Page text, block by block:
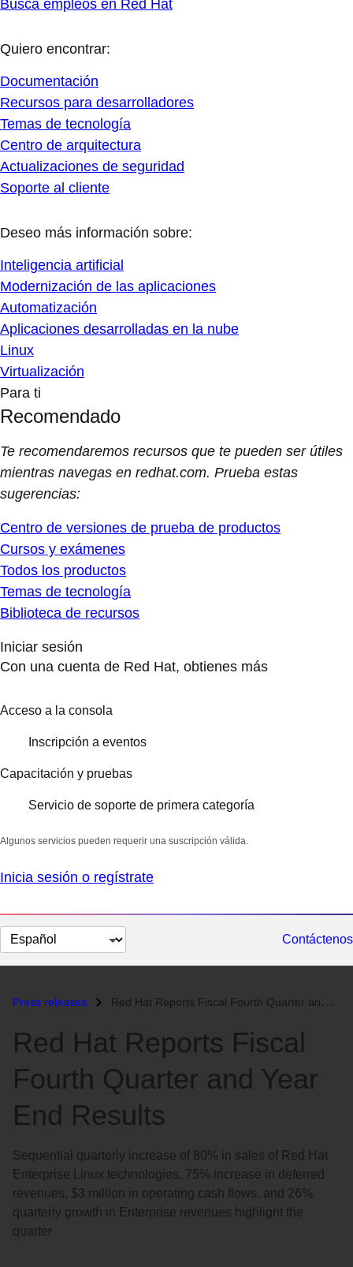
Busca empleos en Red Hat
Quiero encontrar:
Documentación
Recursos para desarrolladores
Temas de tecnología
Centro de arquitectura
Actualizaciones de seguridad
Soporte al cliente
Deseo más información sobre:
Inteligencia artificial
Modernización de las aplicaciones
Automatización
Aplicaciones desarrolladas en la nube
Linux
Virtualización
Para ti
Recomendado
Te recomendaremos recursos que te pueden ser útiles
mientras navegas en redhat.com. Prueba estas
sugerencias:
Centro de versiones de prueba de productos
Cursos y exámenes
Todos los productos
Temas de tecnología
Biblioteca de recursos
Iniciar sesión
Con una cuenta de Red Hat, obtienes más
Acceso a la consola
Inscripción a eventos
Capacitación y pruebas
Servicio de soporte de primera categoría
Algunos servicios pueden requerir una suscripción válida.
Inicia sesión o regístrate
Cambiar
el
Contáctenos
Press releases Red Hat Reports Fiscal Fourth Quarter and Year End Results...
Red Hat Reports Fiscal
Fourth Quarter and Year
End Results
Sequential quarterly increase of 80% in sales of Red Hat
Enterprise Linux technologies, 75% increase in deferred
revenues, $3 million in operating cash flows, and 26%
quarterly growth in Enterprise revenues highlight the
quarter